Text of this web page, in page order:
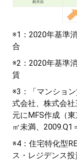
※1：2020年基準
合
※2：2020年基準
賃
※3：「マンショ
式会社、株式会
元にMFS作成（
㎡未満、
※4：住宅特化型
ス・レジデンス